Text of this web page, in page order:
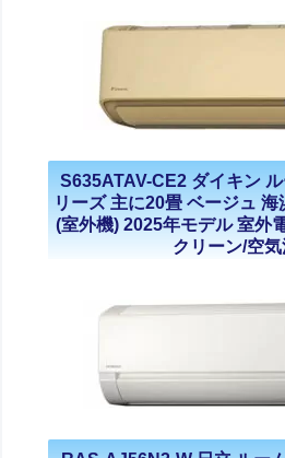
S635ATAV-CE2 ダイキン
リーズ 主に20畳 ベージュ
(室外機) 2025年モデル 室外
クリーン/空